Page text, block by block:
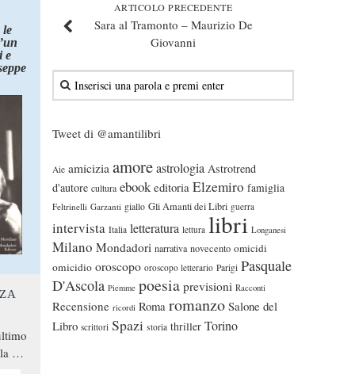
ARTICOLO PRECEDENTE
Sara al Tramonto – Maurizio De
Giovanni
Tweet di @amantilibri
Aie amicizia amoreastrologia Astrotrend
d'autore cultura ebook editoria Elzemiro famiglia
Feltrinelli Garzanti giallo Gli Amanti dei Libri guerra
intervista Italia letteratura lettura libri Longanesi
Milano Mondadori narrativa novecento omicidi
omicidio oroscopo oroscopo letterario Parigi Pasquale
D'Ascola Piemme poesia previsioni Racconti
Recensione ricordi Roma romanzo Salone del
Libro scrittori Spazi storia thriller Torino
le
e
a